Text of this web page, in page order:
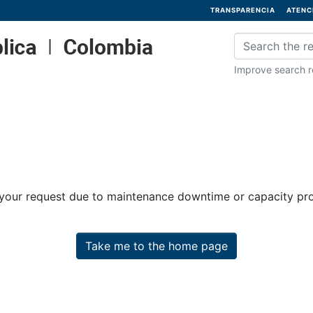
TRANSPARENCIA
Improve search
request due to maintenance downtime or capacity
Take me to the home page